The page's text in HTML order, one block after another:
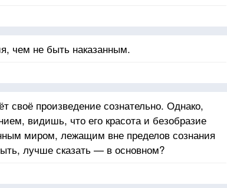
чем не быть наказанным.
своё произведение сознательно. Однако,
видишь, что его красота и безобразие
миром, лежащим вне пределов сознания
лучше сказать — в основном?